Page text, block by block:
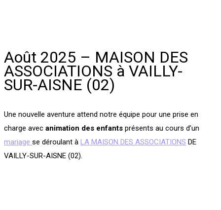
Août 2025 – MAISON DES
ASSOCIATIONS à VAILLY-
SUR-AISNE (02)
Une nouvelle aventure attend notre équipe pour une prise en
charge avec animation des enfants présents au cours d’un
mariage se déroulant à LA MAISON DES ASSOCIATIONS DE
VAILLY-SUR-AISNE (02).